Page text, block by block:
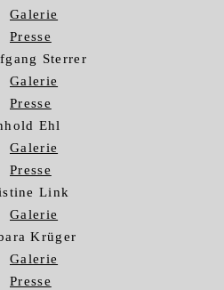
Galerie
Presse
Sterrer
Galerie
Presse
Ehl
Galerie
Presse
Link
Galerie
Krüger
Galerie
Presse